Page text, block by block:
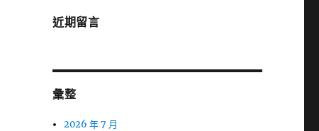
近期留言
彙整
2026 年 7 月